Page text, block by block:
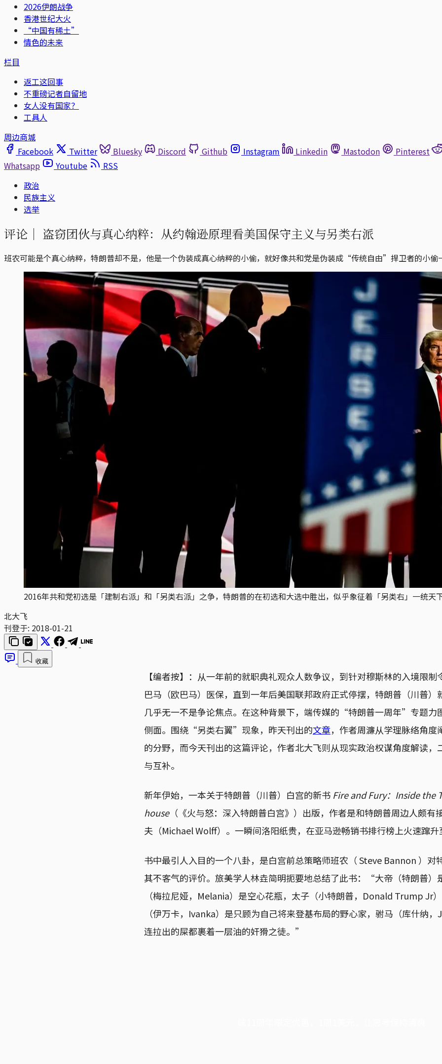
2026伊朗战争
香港世纪大火
“中国有稀土”
情色的未来
栏目
返工这回事
不重磅记者自留地
女人没有国家？
工具人
周边商城
Facebook
Twitter Bluesky Discord Github Instagram Linkedin Mastodon
Pinterest
Whatsapp
Youtube
RSS
政治
民族主义
选举
评论｜ 盗窃团伙与真心纳粹：从约翰逊原理看美国保守主义与另类右派
班农可能是个真心纳粹，特朗普却不是，他是一个伪装成真心纳粹的小偷，就好像共和党是伪装成“传统自由”捍卫者的小偷
2016年共和党初选是「建制右派」和「另类右派」之争，特朗普的在初选和大选中胜出，似乎象征着「另类右」一统天
北大飞
刊登于: 2018-01-21
收藏
【编者按】：从一年前的就职典礼观众人数争议，到针对穆斯林的入境限
巴马（欧巴马）医保，直到一年后美国联邦政府正式停摆，特朗普（川普）
几乎无一不是争论焦点。在这种背景下，端传媒的“特朗普一周年”专题力
侧面。围绕“另类右翼”现象，昨天刊出的文章，作者周濂从学理脉络角度
的分野，而今天刊出的这篇评论，作者北大飞则从现实政治权谋角度解读，
与互补。
新年伊始，一本关于特朗普（川普）白宫的新书 Fire and Fury：Inside the
house（《火与怒：深入特朗普白宫》）出版，作者是和特朗普周边人颇有
夫（Michael Wolff）。一瞬间洛阳纸贵，在亚马逊畅销书排行榜上火速蹿
书中最引人入目的一个八卦，是白宫前总策略师班农（ Steve Bannon ）对
其不客气的评价。旅美学人林垚简明扼要地总结了此书：“大帝（特朗普）
（梅拉尼娅，Melania）是空心花瓶，太子（小特朗普，Donald Trump Jr
（伊万卡，Ivanka）是只顾为自己将来登基布局的野心家，驸马（库什纳
连拉出的屎都裹着一层油的奸猾之徒。”